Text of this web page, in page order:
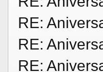
RE:
RE:
RE: